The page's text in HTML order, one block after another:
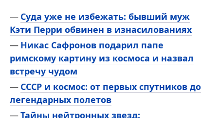
Суда уже не избежать: бывший муж
Кэти Перри обвинен в изнасилованиях
Никас Сафронов подарил папе
римскому картину из космоса и назвал
встречу чудом
СССР и космос: от первых спутников до
легендарных полетов
Тайны нейтронных звезд: